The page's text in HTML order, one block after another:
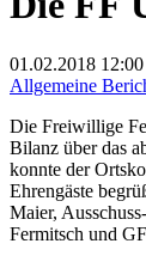
01.02.2018 12:00
Allgemeine
Die Freiwillige
Bilanz über das
konnte der
Ehrengäste
Maier,
Fermitsch und